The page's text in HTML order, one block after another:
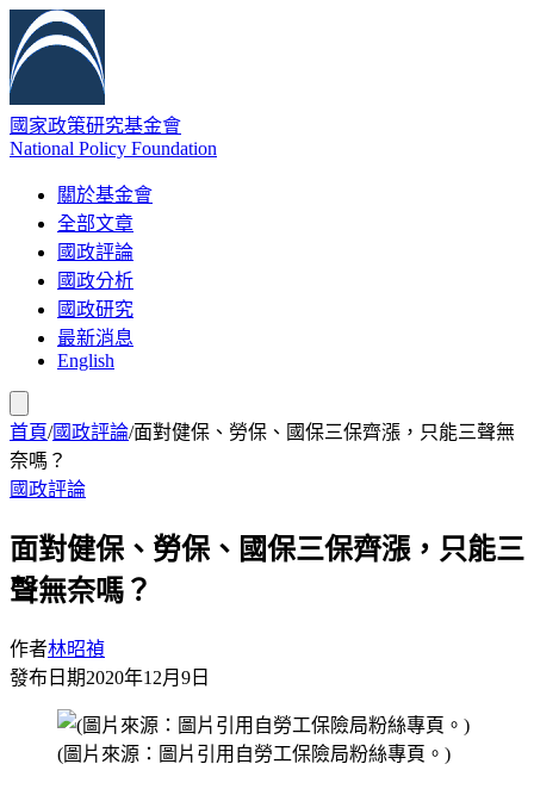
國家政策研究基金會
National Policy Foundation
關於基金會
全部文章
國政評論
國政分析
國政研究
最新消息
English
首頁/國政評論/面對健保、勞保、國保三保齊漲，只能三聲無
奈嗎？
國政評論
面對健保、勞保、國保三保齊漲，只能三
聲無奈嗎？
作者林昭禎
發布日期2020年12月9日
(圖片來源：圖片引用自勞工保險局粉絲專頁。)